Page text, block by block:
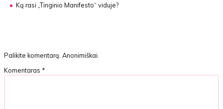
Ką rasi „Tinginio Manifesto“ viduje?
Palikite komentarą. Anonimiškai.
Komentaras *